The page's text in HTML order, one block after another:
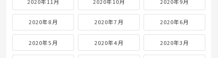
2020年8月 2020年7月 2020年6月
2020年5月 2020年4月 2020年3月